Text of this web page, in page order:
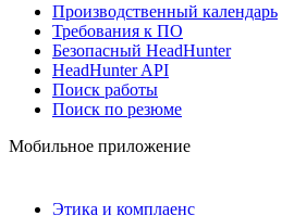
Производственный календарь
Требования к ПО
Безопасный HeadHunter
HeadHunter API
Поиск работы
Поиск по резюме
Мобильное приложение
Этика и комплаенс